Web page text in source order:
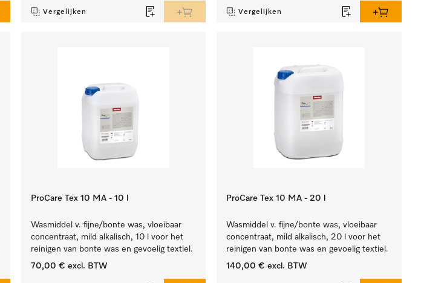
Vergelijken Vergelijken
ProCare Tex 10 MA - 10 l
Wasmiddel v. fijne/bonte was, vloeibaar
concentraat, mild alkalisch, 10 l voor het
reinigen van bonte was en gevoelig textiel.
70,00 € excl. BTW
ProCare Tex 10 MA - 20 l
Wasmiddel v. fijne/bonte was, vloeibaar
concentraat, mild alkalisch, 20 l voor het
reinigen van bonte was en gevoelig textiel.
140,00 € excl. BTW